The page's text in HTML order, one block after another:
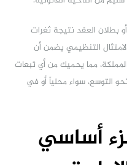
بطلان العقد نتيجة ثغرات
التنظيمي يضمن أن
مما يحميك من أي تبعات
التوسع، سواء محلياً أو في
أساسي